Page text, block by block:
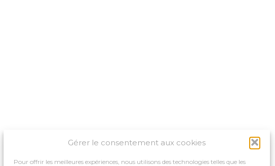
Gérer le consentement aux cookies
Pour offrir les meilleures expériences, nous utilisons des technologies telles que les